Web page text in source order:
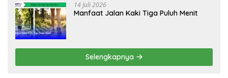
14 Juli 2026
Manfaat Jalan Kaki Tiga Puluh Menit
Selengkapnya